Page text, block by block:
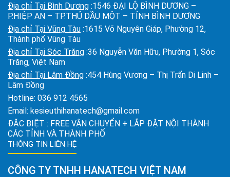
Địa chỉ Tại Bình Dương :1546 ĐẠI LỘ BÌNH DƯƠNG –
P.HIỆP AN – TP.THỦ DẦU MỘT – TỈNH BÌNH DƯƠNG
Địa chỉ Tại Vũng Tàu :1615 Võ Nguyên Giáp, Phường 12,
Thành phố Vũng Tàu
Địa chỉ Tại Sóc Trăng :36 Nguyễn Văn Hữu, Phường 1, Sóc
Trăng, Việt Nam
Địa chỉ Tại Lâm Đồng :454 Hùng Vương – Thị Trấn Di Linh –
Lâm Đồng
Hotline: 036 912 4565
Email: kesieuthihanatech@gmail.com
ĐẶC BIỆT : FREE VẬN CHUYỂN + LẮP ĐẶT NỘI THÀNH
CÁC TỈNH VÀ THÀNH PHỐ
THÔNG TIN LIÊN HỆ
CÔNG TY TNHH HANATECH VIỆT NAM